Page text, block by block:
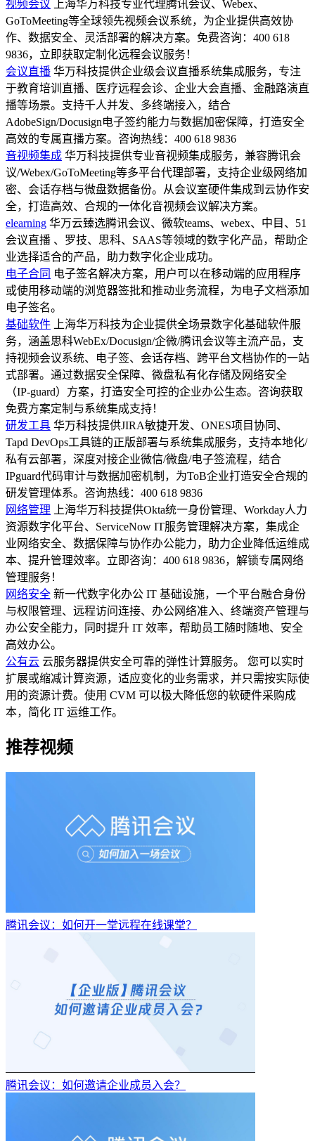
视频会议
上海华万科技专业代理腾讯会议、Webex、
GoToMeeting等全球领先视频会议系统，为企业提供高效协
作、数据安全、灵活部署的解决方案。免费咨询：400 618
9836，立即获取定制化远程会议服务！
会议直播 华万科技提供企业级会议直播系统集成服务，专注
于教育培训直播、医疗远程会诊、企业大会直播、金融路演直
播等场景。支持千人并发、多终端接入，结合
AdobeSign/Docusign电子签约能力与数据加密保障，打造安全
高效的专属直播方案。咨询热线：400 618 9836
音视频集成 华万科技提供专业音视频集成服务，兼容腾讯会
议/Webex/GoToMeeting等多平台代理部署，支持企业级网络加
密、会话存档与微盘数据备份。从会议室硬件集成到云协作安
全，打造高效、合规的一体化音视频会议解决方案。
elearning 华万云臻选腾讯会议、微软teams、webex、中目、51
会议直播 、罗技、思科、SAAS等领域的数字化产品，帮助企
业选择适合的产品，助力数字化企业成功。
电子合同 电子签名解决方案，用户可以在移动端的应用程序
或使用移动端的浏览器签批和推动业务流程，为电子文档添加
电子签名。
基础软件
上海华万科技为企业提供全场景数字化基础软件服
务，涵盖思科WebEx/Docusign/企微/腾讯会议等主流产品，支
持视频会议系统、电子签、会话存档、跨平台文档协作的一站
式部署。通过数据安全保障、微盘私有化存储及网络安全
（IP-guard）方案，打造安全可控的企业办公生态。咨询获取
免费方案定制与系统集成支持！
研发工具 华万科技提供JIRA敏捷开发、ONES项目协同、
Tapd DevOps工具链的正版部署与系统集成服务，支持本地化/
私有云部署，深度对接企业微信/微盘/电子签流程，结合
IPguard代码审计与数据加密机制，为ToB企业打造安全合规的
研发管理体系。咨询热线：400 618 9836
网络管理
上海华万科技提供Okta统一身份管理、Workday人力
资源数字化平台、ServiceNow IT服务管理解决方案，集成企
业网络安全、数据保障与协作办公能力，助力企业降低运维成
本、提升管理效率。立即咨询：400 618 9836，解锁专属网络
管理服务！
网络安全 新一代数字化办公 IT 基础设施，一个平台融合身份
与权限管理、远程访问连接、办公网络准入、终端资产管理与
办公安全能力，同时提升 IT 效率，帮助员工随时随地、安全
高效办公。
公有云 云服务器提供安全可靠的弹性计算服务。 您可以实时
扩展或缩减计算资源，适应变化的业务需求，并只需按实际使
用的资源计费。使用 CVM 可以极大降低您的软硬件采购成
本，简化 IT 运维工作。
推荐视频
腾讯会议：如何开一堂远程在线课堂？
腾讯会议：如何邀请企业成员入会？